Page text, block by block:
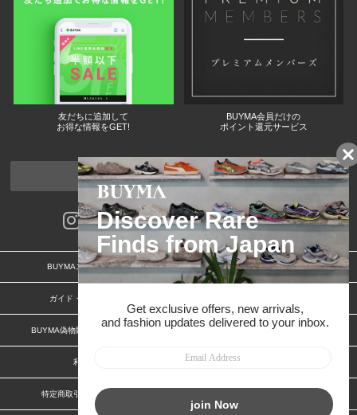
友だちに追加して
お得な情報をGET!
BUYMA会員だけの
ポイント還元サービス
ページトップへ
BUYMAスタートガイド 安心への取り組み
ガイド・お問い合わせ
BUYMA偽物販売防止の取り組み BUYMA CARD
利用規約
特定商取引法に関する表記